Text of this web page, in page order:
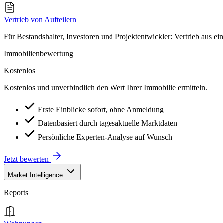
Vertrieb von Aufteilern
Für Bestandshalter, Investoren und Projektentwickler: Vertrieb aus
Immobilienbewertung
Kostenlos
Kostenlos und unverbindlich den Wert Ihrer Immobilie ermitteln.
Erste Einblicke sofort, ohne Anmeldung
Datenbasiert durch tagesaktuelle Marktdaten
Persönliche Experten-Analyse auf Wunsch
Jetzt bewerten
Market Intelligence
Reports